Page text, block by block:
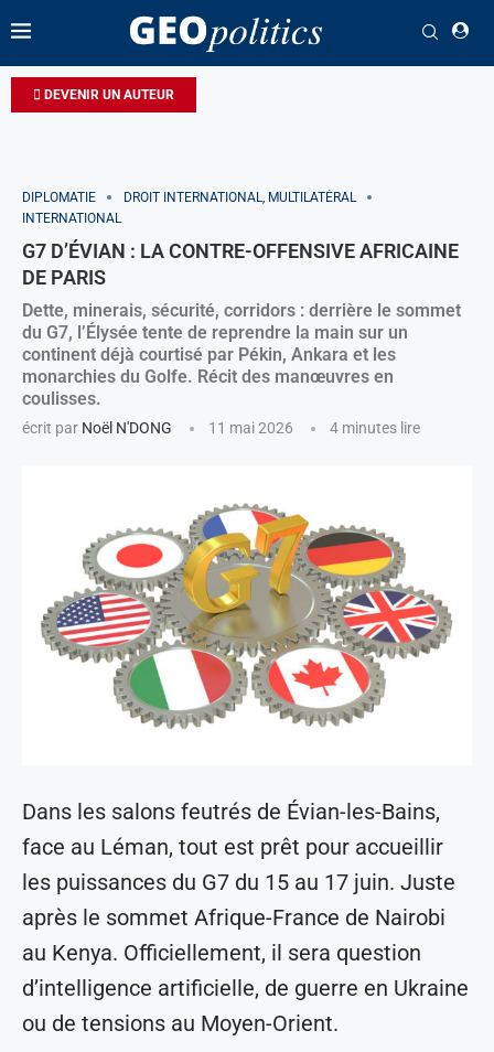
DEVENIR UN AUTEUR
DIPLOMATIE
DROIT INTERNATIONAL, MULTILATÉRAL
INTERNATIONAL
G7 D’ÉVIAN : LA CONTRE-OFFENSIVE AFRICAINE
DE PARIS
Dette, minerais, sécurité, corridors : derrière le sommet
du G7, l’Élysée tente de reprendre la main sur un
continent déjà courtisé par Pékin, Ankara et les
monarchies du Golfe. Récit des manœuvres en
coulisses.
écrit par Noël N'DONG 11 mai 2026 4 minutes lire
Dans les salons feutrés de Évian-les-Bains,
face au Léman, tout est prêt pour accueillir
les puissances du G7 du 15 au 17 juin. Juste
après le sommet Afrique-France de Nairobi
au Kenya. Officiellement, il sera question
d’intelligence artificielle, de guerre en Ukraine
ou de tensions au Moyen-Orient.